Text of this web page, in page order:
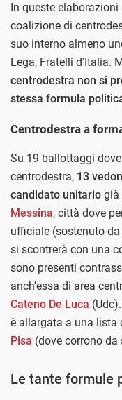
In queste
coalizione di
suo interno almeno
Lega, Fratelli d'Italia.
centrodestra non si
stessa formula
Centrodestra a
Su 19 ballottaggi
centrodestra, 13
candidato unitario già
Messina, città dove
ufficiale (sostenuto
si scontrerà con una
sono presenti
anch'essa di area
Cateno De Luca
è allargata a una lista
Pisa (dove corrono da
Le tante formule